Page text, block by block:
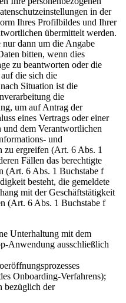
in der
Ihres Profilbildes und Ihrer
übermittelt werden.
dann um die Angabe
bitten, wenn dies
zu beantworten oder die
die sich die
Situation ist die
die
um auf Antrag der
eines Vertrags oder einer
dem Verantwortlichen
und
zu ergreifen (Art. 6 Abs. 1
Fällen das berechtigte
(Art. 6 Abs. 1 Buchstabe f
besteht, die gemeldete
mit der Geschäftstätigkeit
(Art. 6 Abs. 1 Buchstabe f
Unterhaltung mit dem
Anwendung ausschließlich
Onboarding-Verfahrens);
bezüglich der